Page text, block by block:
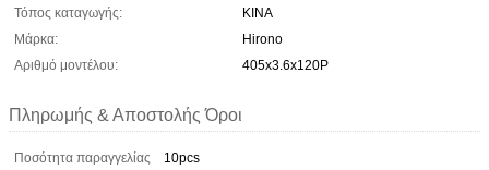
Τόπος καταγωγής:
ΚΙΝΑ
Μάρκα:
Hirono
Αριθμό μοντέλου:
405x3.6x120P
Πληρωμής & Αποστολής Όροι
Ποσότητα παραγγελίας
10pcs